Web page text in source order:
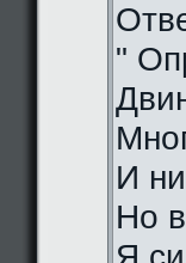
"
И
Но